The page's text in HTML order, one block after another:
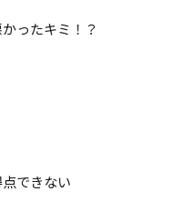
ったキミ！？
できない